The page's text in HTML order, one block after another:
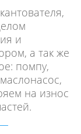
и
а так же
помпу,
на износ